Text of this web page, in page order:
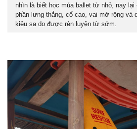
nhìn là biết học múa ballet từ nhỏ, nay
phần lưng thẳng, cổ cao, vai mở rộng và
kiêu sa do được rèn luyện từ sớm.